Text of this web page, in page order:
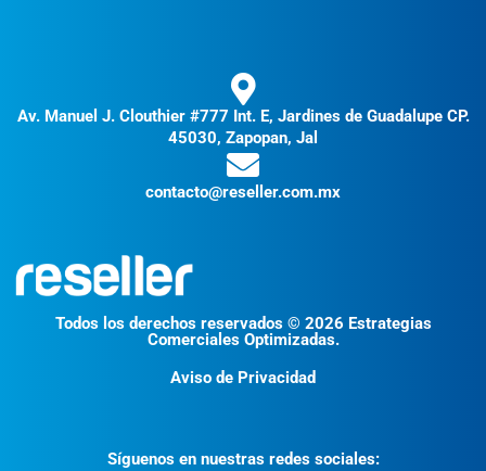
Av. Manuel J. Clouthier #777 Int. E, Jardines de Guadalupe CP.
45030, Zapopan, Jal
contacto@reseller.com.mx
Todos los derechos reservados © 2026 Estrategias
Comerciales Optimizadas.
Aviso de Privacidad
Síguenos en nuestras redes sociales: